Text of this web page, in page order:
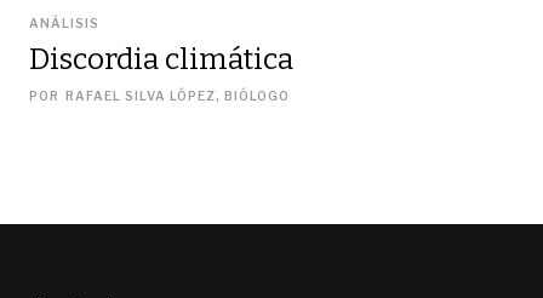
ANÁLISIS
Discordia climática
POR RAFAEL SILVA LÓPEZ, BIÓLOGO